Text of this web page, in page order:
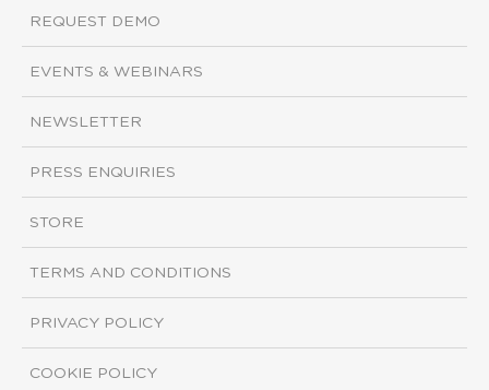
REQUEST DEMO
EVENTS & WEBINARS
NEWSLETTER
PRESS ENQUIRIES
STORE
TERMS AND CONDITIONS
PRIVACY POLICY
COOKIE POLICY